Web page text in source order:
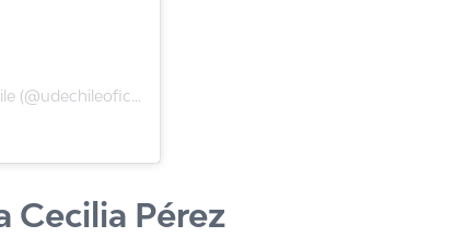
Cecilia Pérez